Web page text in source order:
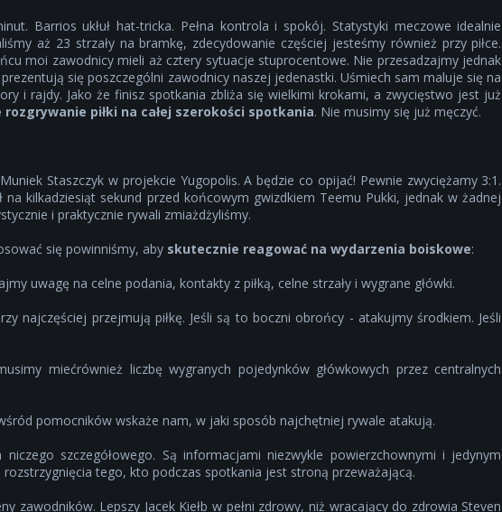
Barrios ukłuł hat-tricka. Pełna kontrola i spokój. Statystyki meczowe idealnie
aż 23 strzały na bramkę, zdecydowanie częściej jesteśmy również przy piłce.
moi zawodnicy mieli aż cztery sytuacje stuprocentowe. Nie przesadzajmy jednak
się poszczególni zawodnicy naszej jedenastki. Uśmiech sam maluje się na
i rajdy. Jako że finisz spotkania zbliża się wielkimi krokami, a zwycięstwo jest już
piłki na całej szerokości spotkania. Nie musimy się już męczyć.
Staszczyk w projekcie Yugopolis. A będzie co opijać! Pewnie zwyciężamy 3:1.
kilkadziesiąt sekund przed końcowym gwizdkiem Teemu Pukki, jednak w żadnej
i praktycznie rywali zmiażdżyliśmy.
się powinniśmy, aby skutecznie reagować na wydarzenia boiskowe:
uwagę na celne podania, kontakty z piłką, celne strzały i wygrane główki.
najczęściej przejmują piłkę. Jeśli są to boczni obrońcy - atakujmy środkiem. Jeśli
miećrównież liczbę wygranych pojedynków główkowych przez centralnych
pomocników wskaże nam, w jaki sposób najchętniej rywale atakują.
szczegółowego. Są informacjami niezwykle powierzchownymi i jedynym
tego, kto podczas spotkania jest stroną przeważającą.
zawodników. Lepszy Jacek Kiełb w pełni zdrowy, niż wracający do zdrowia Steven